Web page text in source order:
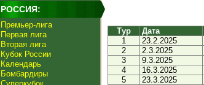
РОССИЯ:
Премьер-лига
Первая лига
Вторая лига
Кубок России
Календарь
Бомбардиры
Тур
Дата
1
23.2.2025
2
2.3.2025
3
9.3.2025
4
16.3.2025
5
23.3.2025